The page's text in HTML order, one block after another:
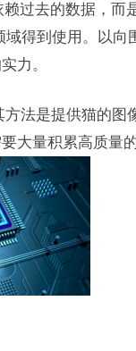
过去的数据，而
得到使用。以向
力。
法是提供猫的图
大量积累高质量的